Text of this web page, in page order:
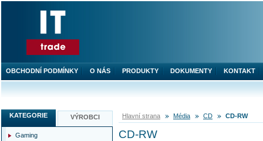
Hlavní strana Média CD CD-RW
CD-RW
KATEGORIE VÝROBCI
Gaming
OBCHODNÍ PODMÍNKY O NÁS PRODUKTY DOKUMENTY KONTAKT